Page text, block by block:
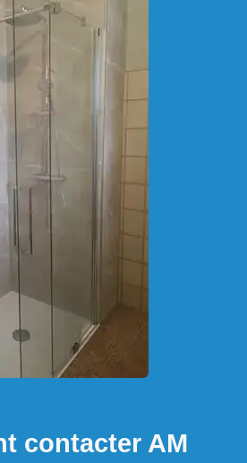
contacter AM